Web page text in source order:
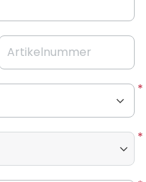
Artikelnummer